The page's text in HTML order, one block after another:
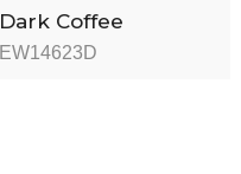
Dark Coffee
EW14623D